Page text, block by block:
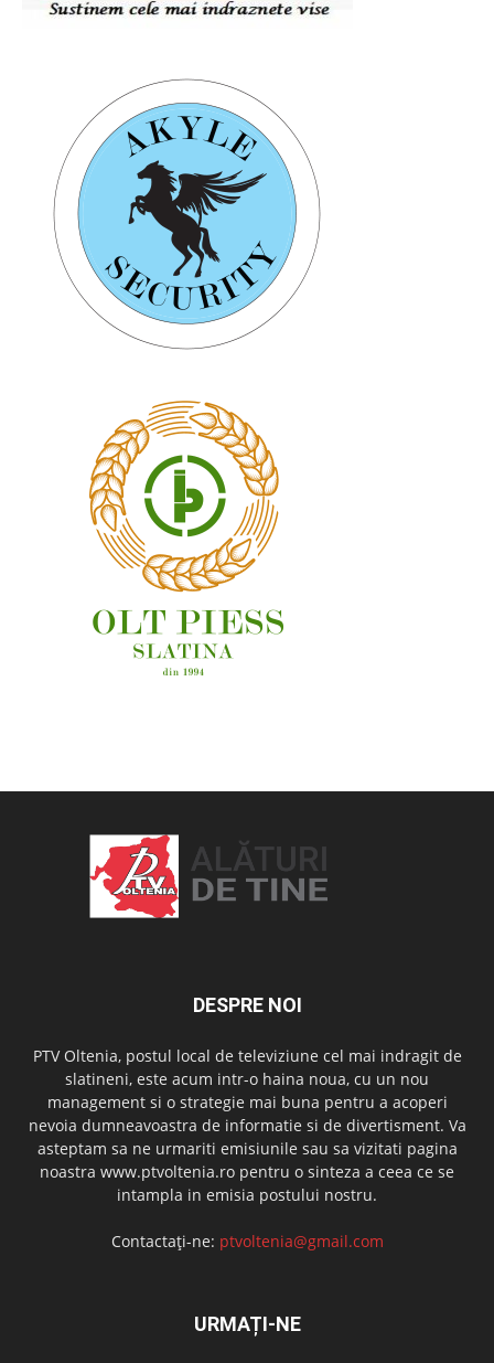
DESPRE NOI
PTV Oltenia, postul local de televiziune cel mai indragit de
slatineni, este acum intr-o haina noua, cu un nou
management si o strategie mai buna pentru a acoperi
nevoia dumneavoastra de informatie si de divertisment. Va
asteptam sa ne urmariti emisiunile sau sa vizitati pagina
noastra www.ptvoltenia.ro pentru o sinteza a ceea ce se
intampla in emisia postului nostru.
Contactați-ne: ptvoltenia@gmail.com
URMAȚI-NE